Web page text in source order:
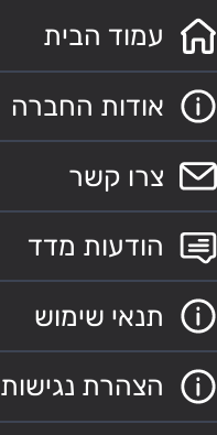
עמוד הבית
אודות החברה
צרו קשר
הודעות מדד
תנאי שימוש
הצהרת נגישות